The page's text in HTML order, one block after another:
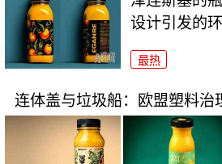
设计引发的
最热
连体盖与垃圾船：欧盟塑料治